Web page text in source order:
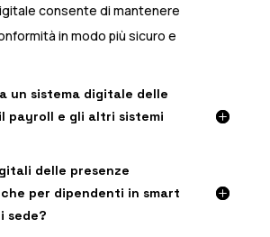
consente di mantenere
in modo più sicuro e
un sistema digitale delle
payroll e gli altri sistemi
delle presenze
per dipendenti in smart
sede?